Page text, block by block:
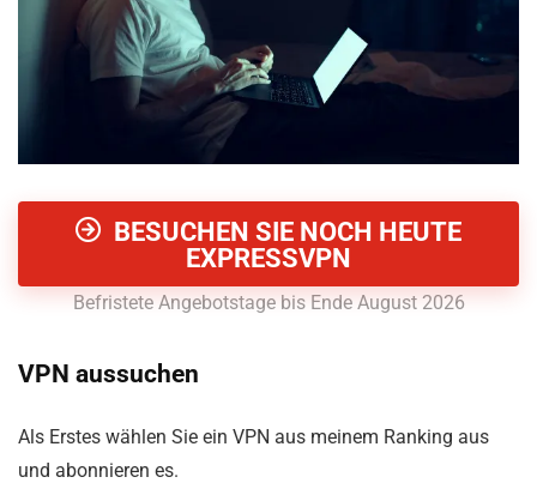
BESUCHEN SIE NOCH HEUTE
EXPRESSVPN
Befristete Angebotstage bis Ende August 2026
VPN aussuchen
Als Erstes wählen Sie ein VPN aus meinem Ranking aus
und abonnieren es.